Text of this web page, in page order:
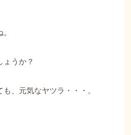
ょうか？
、元気なヤツラ・・・。